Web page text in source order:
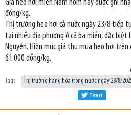
Giá heo hơi miền Nam hôm nay được ghi
đồng/kg.
Thị trường heo hơi cả nước ngày 23/8 tiếp
tại nhiều địa phương ở cả ba miền, đặc biệt
Nguyên. Hiện mức giá thu mua heo hơi
61.000 đồng/kg.
Tags: Thị trường hàng hóa trong nước ngày 28/8/
Tweet